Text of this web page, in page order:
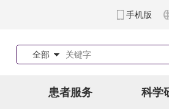
手机版
全部
患者服务 科学